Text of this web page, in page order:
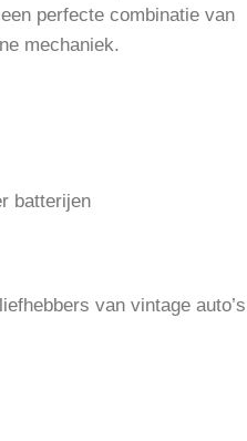
perfecte combinatie van
mechaniek.
batterijen
van vintage auto’s